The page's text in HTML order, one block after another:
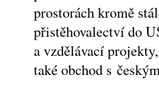
prostorách kromě
přistěhovalectví do
a vzdělávací
také obchod s